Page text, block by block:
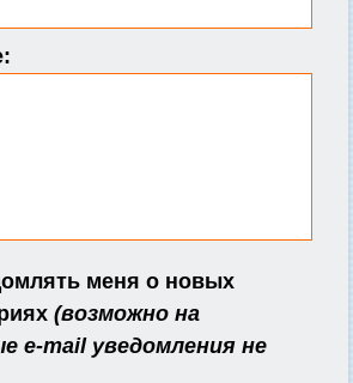
меня о новых
(возможно на
e-mail уведомления не